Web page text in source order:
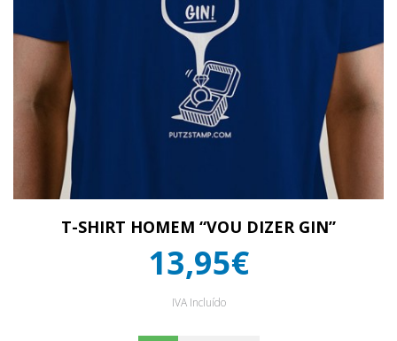
T-SHIRT HOMEM “VOU DIZER GIN”
13,95€
IVA Incluído